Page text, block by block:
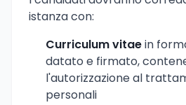
istanza con:
Curriculum vitaein
datato e firmato,
l'autorizzazione al
personali